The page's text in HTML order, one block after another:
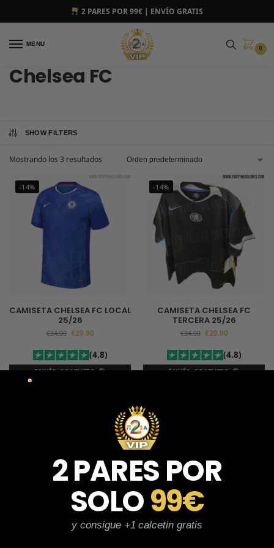
2 PARES POR 99€ | ENVÍO GRATIS
MENU
0
Chelsea FC
SHOW FILTERS
Mostrando los 3 resultados
-14%
CAMISETA CHELSEA FC LOCAL
25/26
€34.90 €29.90
(4.8)
ENVÍO GRATUITO
-14%
CAMISETA CHELSEA FC
TERCERA 25/26
€34.90 €29.90
(4.8)
ENVÍO GRATUITO
2 PARES POR
SOLO99€
y consigue +1 calcetin gratis